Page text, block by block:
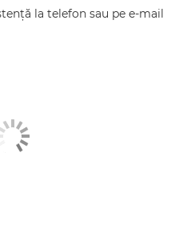
la telefon sau pe e-mail